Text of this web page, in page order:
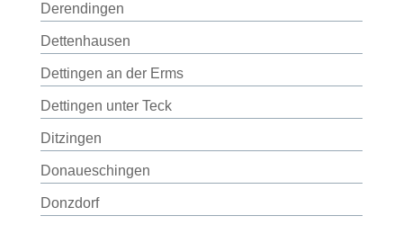
Derendingen
Dettenhausen
Dettingen an der Erms
Dettingen unter Teck
Ditzingen
Donaueschingen
Donzdorf